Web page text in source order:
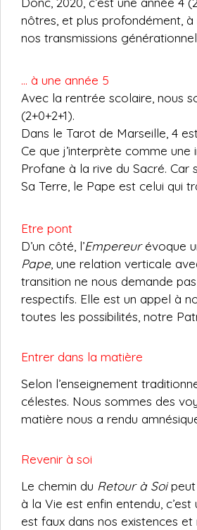
nôtres, et plus profondément,
nos transmissions
… à une année 5
Avec la rentrée scolaire, nous
(2+0+2+1).
Dans le Tarot de Marseille, 4
Ce que j’interprète comme
Profane à la rive du Sacré. Car
Sa Terre, le Pape est celui qui
Etre pont
D’un côté, l’Empereurévoque
Pape, une relation verticale
transition ne nous demande
respectifs. Elle est un appel à
toutes les possibilités, notre
Entrer dans la matière
Selon l’enseignement
célestes. Nous sommes des
matière nous a rendu
Revenir à soi
Le chemin du Retour à Soipeut
à la Vie est enfin entendu,
est faux dans nos existences